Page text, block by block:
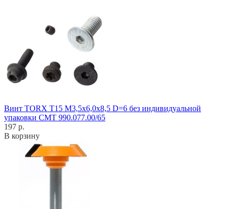
Винт TORX T15 M3,5x6,0x8,5 D=6 без индивидуальной
упаковки CMT 990.077.00/65
197 р.
В корзину